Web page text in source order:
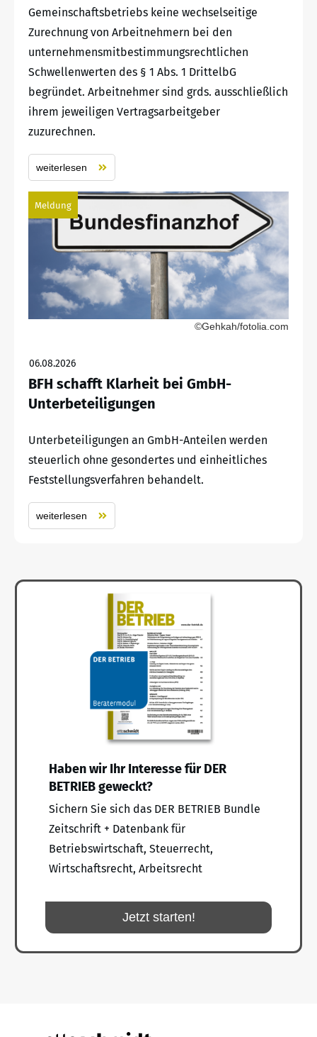
Gemeinschaftsbetriebs keine wechselseitige
Zurechnung von Arbeitnehmern bei den
unternehmensmitbestimmungsrechtlichen
Schwellenwerten des § 1 Abs. 1 DrittelbG
begründet. Arbeitnehmer sind grds. ausschließlich
ihrem jeweiligen Vertragsarbeitgeber
zuzurechnen.
weiterlesen
Meldung
©Gehkah/fotolia.com
06.08.2026
BFH schafft Klarheit bei GmbH-
Unterbeteiligungen
Unterbeteiligungen an GmbH-Anteilen werden
steuerlich ohne gesondertes und einheitliches
Feststellungsverfahren behandelt.
weiterlesen
Haben wir Ihr Interesse für DER
BETRIEB geweckt?
Sichern Sie sich das DER BETRIEB Bundle
Zeitschrift + Datenbank für
Betriebswirtschaft, Steuerrecht,
Wirtschaftsrecht, Arbeitsrecht
Jetzt starten!